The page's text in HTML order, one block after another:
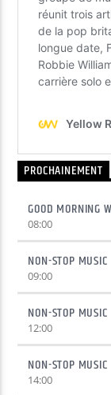
PROCHAINEMENT
GOOD MORNING
08:00
NON-STOP MUSIC
09:00
NON-STOP MUSIC
12:00
NON-STOP MUSIC
14:00